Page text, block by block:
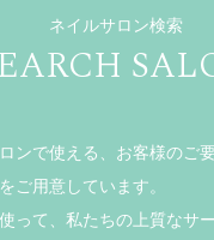
ネイルサロン検索
ンで使える、お客様のご
ご用意しています。
って、私たちの上質なサ